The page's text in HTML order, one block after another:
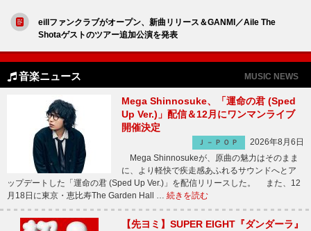
eillファンクラブがオープン、新曲リリース＆GANMI／Aile The
Shotaゲストのツアー追加公演を発表
音楽ニュース MUSIC NEWS
Mega Shinnosuke、「運命の君 (Sped
Up Ver.)」配信＆12月にワンマンライブ
開催決定
Ｊ－ＰＯＰ
2026年8月6日
Mega Shinnosukeが、原曲の魅力はそのまま
に、より軽快で疾走感あふれるサウンドへとア
ップデートした「運命の君 (Sped Up Ver.)」を配信リリースした。 また、12
月18日に東京・恵比寿The Garden Hall … 続きを読む
【先ヨミ】SUPER EIGHT『ダンダーラ』